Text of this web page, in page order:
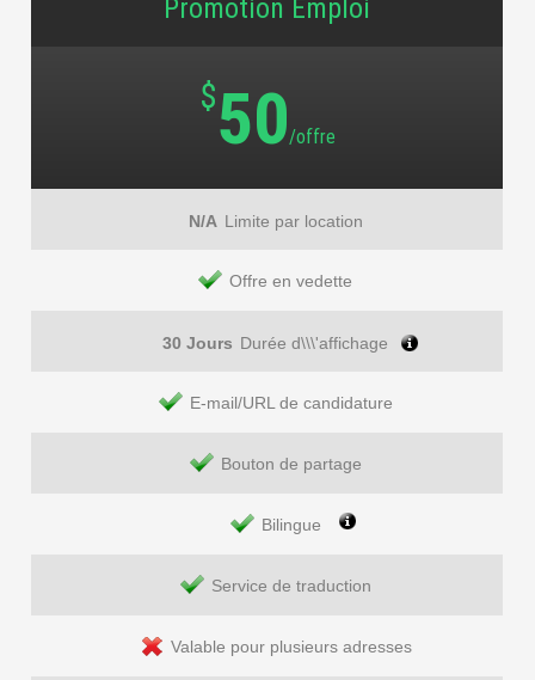
Promotion Emploi
$50/offre
N/A Limite par location
Offre en vedette
30 Jours Durée d\\\'affichage
E-mail/URL de candidature
Bouton de partage
Bilingue
Service de traduction
Valable pour plusieurs adresses